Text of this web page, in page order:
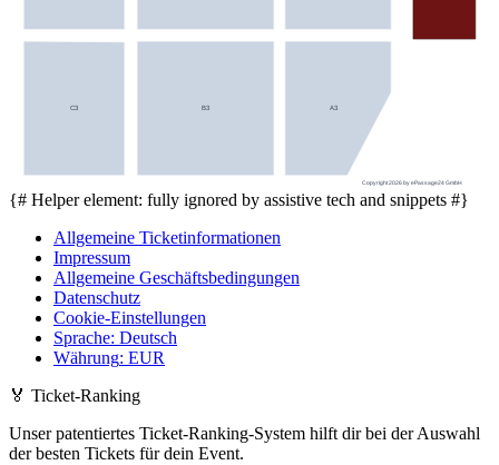
A3
B3
C3
Copyright 2026 by ePassage24 GmbH
{# Helper element: fully ignored by assistive tech and snippets #}
Allgemeine Ticketinformationen
Impressum
Allgemeine Geschäftsbedingungen
Datenschutz
Cookie-Einstellungen
Sprache: Deutsch
Währung: EUR
🏅 Ticket-Ranking
Unser patentiertes Ticket-Ranking-System hilft dir bei der Auswahl
der besten Tickets für dein Event.